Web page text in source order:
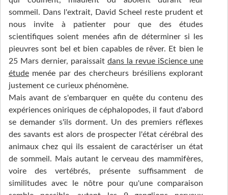
sommeil. Dans l'extrait, David Scheel reste prudent et
nous invite à patienter pour que des études
scientifiques soient menées afin de déterminer si les
pieuvres sont bel et bien capables de rêver. Et bien le
25 Mars dernier, paraissait dans la revue iScience une
étude menée par des chercheurs brésiliens explorant
justement ce curieux phénomène.
Mais avant de s'embarquer en quête du contenu des
expériences oniriques de céphalopodes, il faut d'abord
se demander s'ils dorment. Un des premiers réflexes
des savants est alors de prospecter l'état cérébral des
animaux chez qui ils essaient de caractériser un état
de sommeil. Mais autant le cerveau des mammifères,
voire des vertébrés, présente suffisamment de
similitudes avec le nôtre pour qu'une comparaison